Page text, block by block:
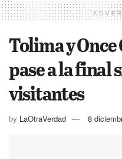
Tolima y
pase a la final
visitantes
by LaOtraVerdad 8